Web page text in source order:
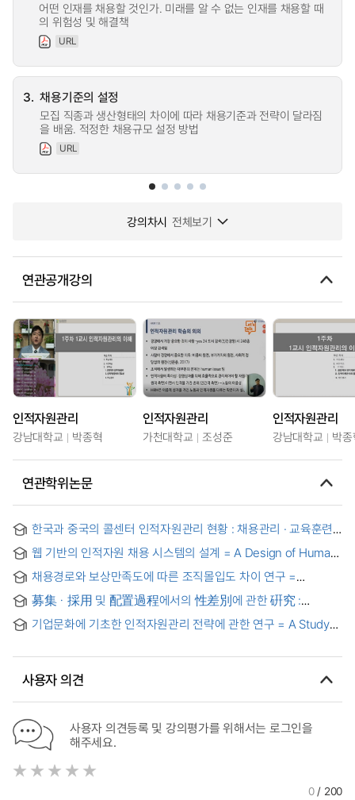
어떤 인재를 채용할 것인가. 미래를 알 수 없는 인재를 채용할 때
의 위험성 및 해결책
URL
3. 채용기준의 설정
모집 직종과 생산형태의 차이에 따라 채용기준과 전략이 달라짐
을 배움. 적정한 채용규모 설정 방법
URL
강의차시 전체보기
연관공개강의
인적자원관리
강남대학교 박종혁
인적자원관리
가천대학교 조성준
인적자원관리
강남대학교 박
연관학위논문
한국과 중국의 콜센터 인적자원관리 현황 : 채용관리 · 교육훈련 ·
보상관리 중심으로 = The Hunman Resource Management
within South Korean and Chinese Call Centers :
Concentrating on employment, educational discipline and
compensation management
웹 기반의 인적자원 채용 시스템의 설계 = A Design of Human
Resource Staffing System on the Web
채용경로와 보상만족도에 따른 조직몰입도 차이 연구 =
Comparative Study of Organizational Commitment by
Employment Channel and Satisfaction Level of
Compensation
募集ㆍ採用 및 配置過程에서의 性差別에 관한 硏究 :
男女雇傭平等法을 中心으로 = (A) study on the sexual
discrimination in process of recruitment, appointment and
men and women in employment
기업문화에 기초한 인적자원관리 전략에 관한 연구 = A Study
Corporate Culture
사용자 의견
사용자 의견등록 및 강의평가를 위해서는 로그인을
해주세요.
0/ 200